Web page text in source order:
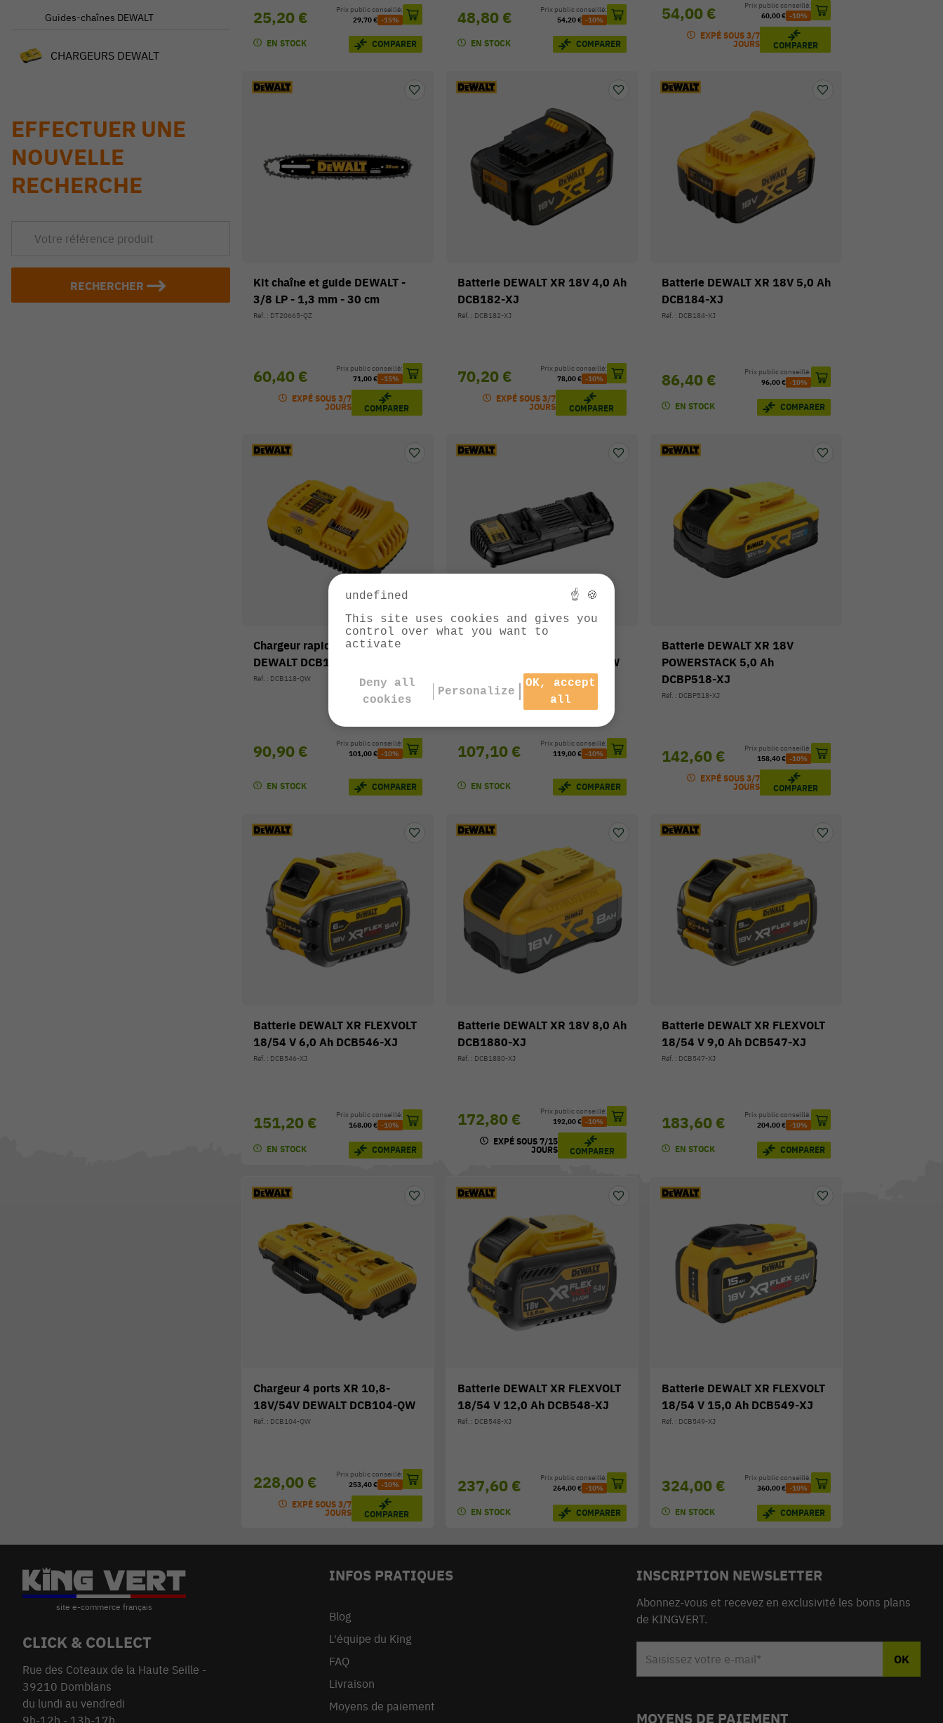
Guides-chaînes DEWALT
CHARGEURS DEWALT
EFFECTUER UNE
NOUVELLE
RECHERCHE
RECHERCHER
25,20 €
Prix public conseillé:
29,70 € -15%
EN STOCK COMPARER
48,80 €
Prix public conseillé:
54,20 € -10%
EN STOCK COMPARER
54,00 €
Prix public conseillé:
60,00 € -10%
EXPÉ SOUS 3/7
JOURS
COMPARER
Kit chaîne et guide DEWALT -
3/8 LP - 1,3 mm - 30 cm
Réf. : DT20665-QZ
60,40 €
Prix public conseillé:
71,00 € -15%
EXPÉ SOUS 3/7
JOURS
COMPARER
Batterie DEWALT XR 18V 4,0 Ah
DCB182-XJ
Réf. : DCB182-XJ
70,20 €
Prix public conseillé:
78,00 € -10%
EXPÉ SOUS 3/7
JOURS
COMPARER
Batterie DEWALT XR 18V 5,0 Ah
DCB184-XJ
Réf. : DCB184-XJ
86,40 €
Prix public conseillé:
96,00 € -10%
EN STOCK COMPARER
Chargeur rapide XR 18V/54V
DEWALT DCB118-QW
Réf. : DCB118-QW
90,90 €
Prix public conseillé:
101,00 € -10%
EN STOCK COMPARER
18V/54V DEWALT DCB132-QW
107,10 €
Prix public conseillé:
119,00 € -10%
EN STOCK COMPARER
Batterie DEWALT XR 18V
POWERSTACK 5,0 Ah
DCBP518-XJ
Réf. : DCBP518-XJ
142,60 €
Prix public conseillé:
158,40 € -10%
EXPÉ SOUS 3/7
JOURS
COMPARER
Batterie DEWALT XR FLEXVOLT
18/54 V 6,0 Ah DCB546-XJ
Réf. : DCB546-XJ
151,20 €
Prix public conseillé:
168,00 € -10%
EN STOCK COMPARER
Batterie DEWALT XR 18V 8,0 Ah
DCB1880-XJ
Réf. : DCB1880-XJ
172,80 €
Prix public conseillé:
192,00 € -10%
EXPÉ SOUS 7/15
JOURS
COMPARER
Batterie DEWALT XR FLEXVOLT
18/54 V 9,0 Ah DCB547-XJ
Réf. : DCB547-XJ
183,60 €
Prix public conseillé:
204,00 € -10%
EN STOCK COMPARER
Chargeur 4 ports XR 10,8-
18V/54V DEWALT DCB104-QW
Réf. : DCB104-QW
228,00 €
Prix public conseillé:
253,40 € -10%
EXPÉ SOUS 3/7
JOURS
COMPARER
Batterie DEWALT XR FLEXVOLT
18/54 V 12,0 Ah DCB548-XJ
Réf. : DCB548-XJ
237,60 €
Prix public conseillé:
264,00 € -10%
EN STOCK COMPARER
Batterie DEWALT XR FLEXVOLT
18/54 V 15,0 Ah DCB549-XJ
Réf. : DCB549-XJ
324,00 €
Prix public conseillé:
360,00 € -10%
EN STOCK COMPARER
CLICK & COLLECT
Rue des Coteaux de la Haute Seille -
39210 Domblans
du lundi au vendredi
9h-12h - 13h-17h
INFOS PRATIQUES
Blog
L'équipe du King
FAQ
Livraison
Moyens de paiement
INSCRIPTION NEWSLETTER
Abonnez-vous et recevez en exclusivité les bons plans
de KINGVERT.
MOYENS DE PAIEMENT
undefined
☝ 🍪
This site uses cookies and gives you
control over what you want to
activate
Deny all
cookies
Personalize
OK, accept
all